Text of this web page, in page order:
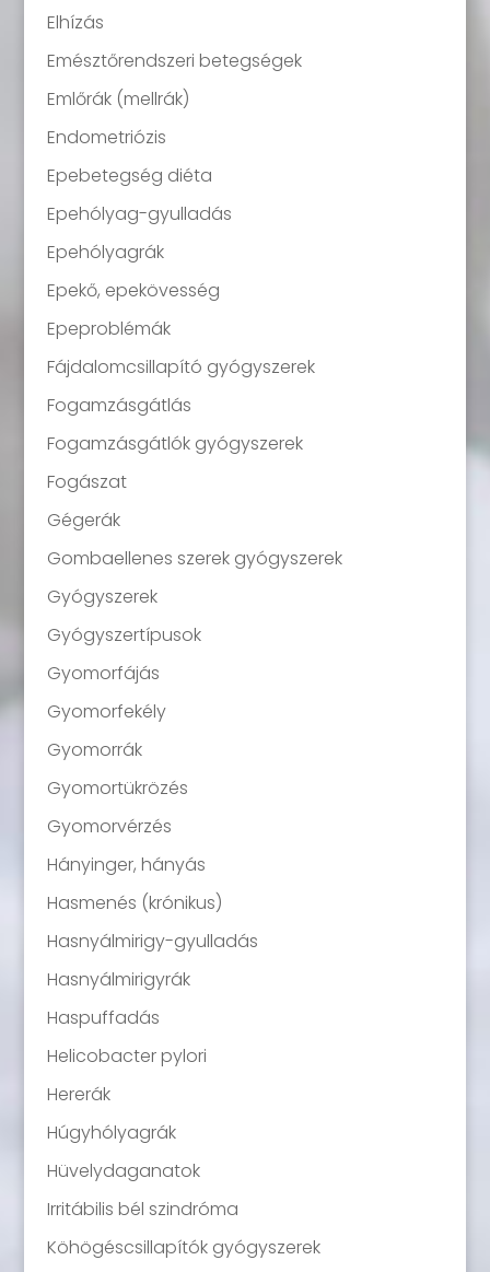
Elhízás
Emésztőrendszeri betegségek
Emlőrák (mellrák)
Endometriózis
Epebetegség diéta
Epehólyag-gyulladás
Epehólyagrák
Epekő, epekövesség
Epeproblémák
Fájdalomcsillapító gyógyszerek
Fogamzásgátlás
Fogamzásgátlók gyógyszerek
Fogászat
Gégerák
Gombaellenes szerek gyógyszerek
Gyógyszerek
Gyógyszertípusok
Gyomorfájás
Gyomorfekély
Gyomorrák
Gyomortükrözés
Gyomorvérzés
Hányinger, hányás
Hasmenés (krónikus)
Hasnyálmirigy-gyulladás
Hasnyálmirigyrák
Haspuffadás
Helicobacter pylori
Hererák
Húgyhólyagrák
Hüvelydaganatok
Irritábilis bél szindróma
Köhögéscsillapítók gyógyszerek